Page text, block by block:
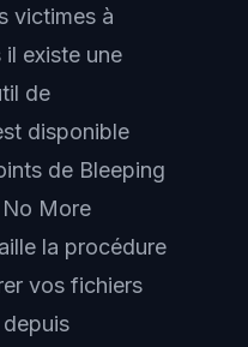
victimes à
existe une
de
disponible
de Bleeping
More
la procédure
vos fichiers